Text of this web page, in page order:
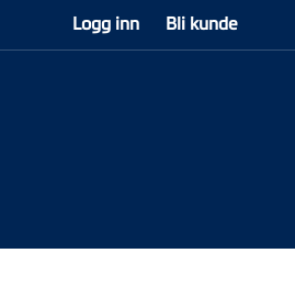
Logg inn Bli kunde